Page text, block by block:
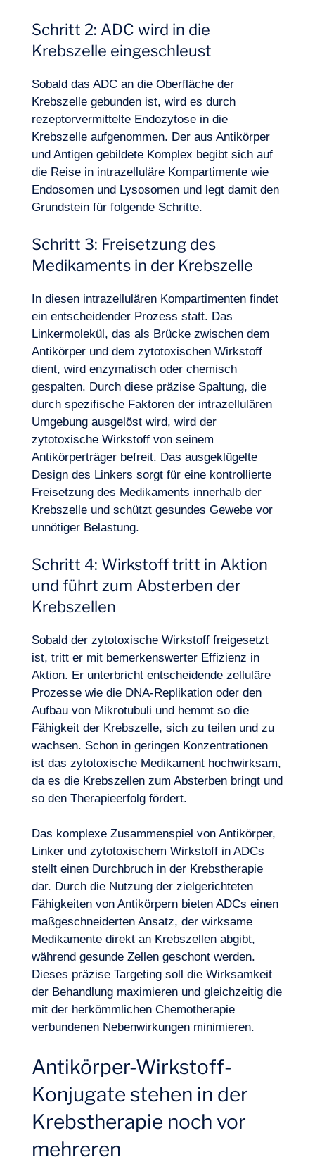
Logbuch
DE
Schritt 2: ADC wird in die
Krebszelle eingeschleust
Sobald das ADC an die Oberfläche der
Krebszelle gebunden ist, wird es durch
rezeptorvermittelte Endozytose in die
Krebszelle aufgenommen. Der aus Antikörper
und Antigen gebildete Komplex begibt sich auf
die Reise in intrazelluläre Kompartimente wie
Endosomen und Lysosomen und legt damit den
Grundstein für folgende Schritte.
Schritt 3: Freisetzung des
Medikaments in der Krebszelle
In diesen intrazellulären Kompartimenten findet
ein entscheidender Prozess statt. Das
Linkermolekül, das als Brücke zwischen dem
Antikörper und dem zytotoxischen Wirkstoff
dient, wird enzymatisch oder chemisch
gespalten. Durch diese präzise Spaltung, die
durch spezifische Faktoren der intrazellulären
Umgebung ausgelöst wird, wird der
zytotoxische Wirkstoff von seinem
Antikörperträger befreit. Das ausgeklügelte
Design des Linkers sorgt für eine kontrollierte
Freisetzung des Medikaments innerhalb der
Krebszelle und schützt gesundes Gewebe vor
unnötiger Belastung.
Schritt 4: Wirkstoff tritt in Aktion
und führt zum Absterben der
Krebszellen
Sobald der zytotoxische Wirkstoff freigesetzt
ist, tritt er mit bemerkenswerter Effizienz in
Aktion. Er unterbricht entscheidende zelluläre
Prozesse wie die DNA-Replikation oder den
Aufbau von Mikrotubuli und hemmt so die
Fähigkeit der Krebszelle, sich zu teilen und zu
wachsen. Schon in geringen Konzentrationen
ist das zytotoxische Medikament hochwirksam,
da es die Krebszellen zum Absterben bringt und
so den Therapieerfolg fördert.
Das komplexe Zusammenspiel von Antikörper,
Linker und zytotoxischem Wirkstoff in ADCs
stellt einen Durchbruch in der Krebstherapie
dar. Durch die Nutzung der zielgerichteten
Fähigkeiten von Antikörpern bieten ADCs einen
maßgeschneiderten Ansatz, der wirksame
Medikamente direkt an Krebszellen abgibt,
während gesunde Zellen geschont werden.
Dieses präzise Targeting soll die Wirksamkeit
der Behandlung maximieren und gleichzeitig die
mit der herkömmlichen Chemotherapie
verbundenen Nebenwirkungen minimieren.
Antikörper-Wirkstoff-
Konjugate stehen in der
Krebstherapie noch vor
mehreren